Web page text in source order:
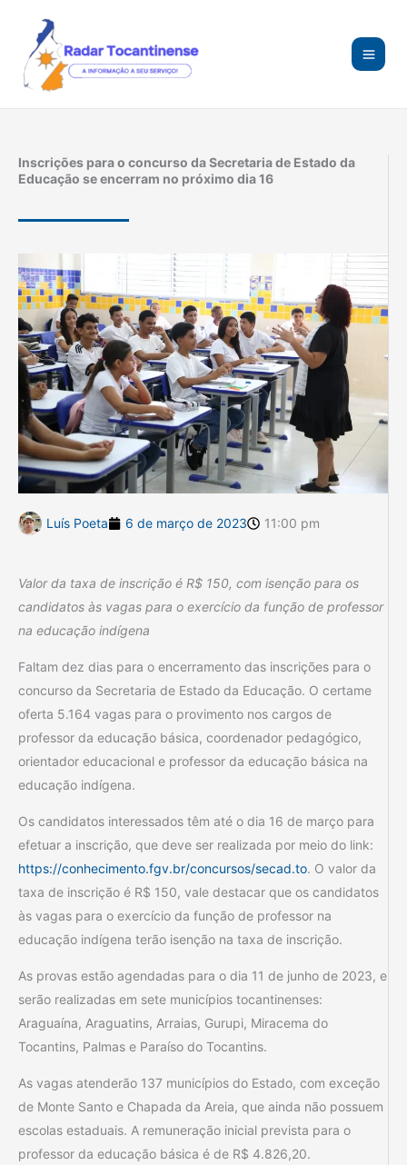
conteúdo
Inscrições para o concurso da Secretaria de Estado da
Educação se encerram no próximo dia 16
Luís Poeta 6 de março de 2023 11:00 pm
Valor da taxa de inscrição é R$ 150, com isenção para os
candidatos às vagas para o exercício da função de professor
na educação indígena
Faltam dez dias para o encerramento das inscrições para o
concurso da Secretaria de Estado da Educação. O certame
oferta 5.164 vagas para o provimento nos cargos de
professor da educação básica, coordenador pedagógico,
orientador educacional e professor da educação básica na
educação indígena.
Os candidatos interessados têm até o dia 16 de março para
efetuar a inscrição, que deve ser realizada por meio do link:
https://conhecimento.fgv.br/concursos/secad.to. O valor da
taxa de inscrição é R$ 150, vale destacar que os candidatos
às vagas para o exercício da função de professor na
educação indígena terão isenção na taxa de inscrição.
As provas estão agendadas para o dia 11 de junho de 2023, e
serão realizadas em sete municípios tocantinenses:
Araguaína, Araguatins, Arraias, Gurupi, Miracema do
Tocantins, Palmas e Paraíso do Tocantins.
As vagas atenderão 137 municípios do Estado, com exceção
de Monte Santo e Chapada da Areia, que ainda não possuem
escolas estaduais. A remuneração inicial prevista para o
professor da educação básica é de R$ 4.826,20.